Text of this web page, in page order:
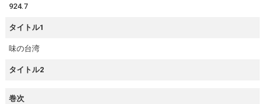
924.7
タイトル1
味の台湾
タイトル2
巻次